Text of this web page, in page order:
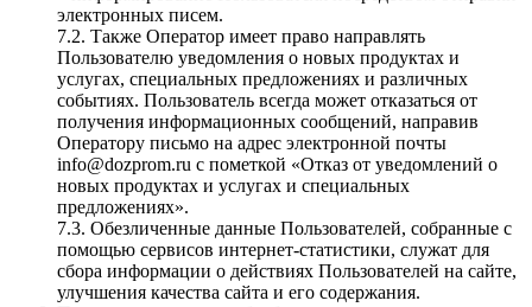
электронных писем.
7.2. Также Оператор имеет право направлять
Пользователю уведомления о новых продуктах и
услугах, специальных предложениях и различных
событиях. Пользователь всегда может отказаться от
получения информационных сообщений, направив
Оператору письмо на адрес электронной почты
info@dozprom.ru с пометкой «Отказ от уведомлений о
новых продуктах и услугах и специальных
предложениях».
7.3. Обезличенные данные Пользователей, собранные с
помощью сервисов интернет-статистики, служат для
сбора информации о действиях Пользователей на сайте,
улучшения качества сайта и его содержания.